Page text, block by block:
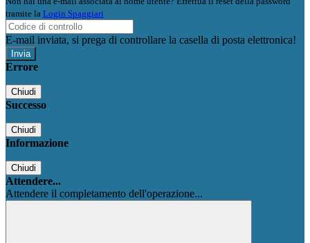
tramite la Login Spaggiari
E-mail inviata, si prega di controllare la casella di posta elettronica!
Errore
Chiudi
Successo
Chiudi
Informazione
Chiudi
Attendere...
Attendere il completamento dell'operazione...